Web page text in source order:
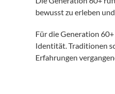
bewusst zu erleben
Für die Generation
Identität. Traditionen
Erfahrungen